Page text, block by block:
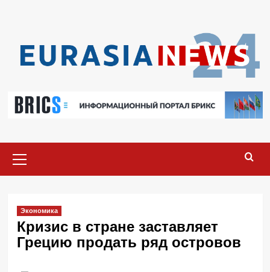
меню
Экономика
Кризис в стране заставляет
Грецию продать ряд островов